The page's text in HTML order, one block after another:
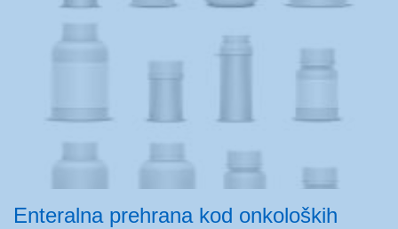
Enteralna prehrana kod onkoloških